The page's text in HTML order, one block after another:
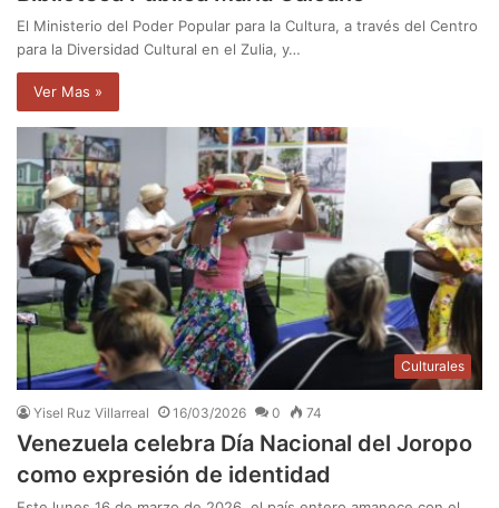
El Ministerio del Poder Popular para la Cultura, a través del Centro
para la Diversidad Cultural en el Zulia, y…
Ver Mas »
Culturales
Yisel Ruz Villarreal 16/03/2026 0 74
Venezuela celebra Día Nacional del Joropo
como expresión de identidad